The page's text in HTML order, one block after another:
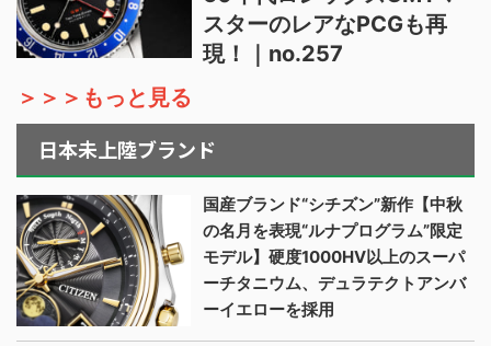
スターのレアなPCGも再
現！｜no.257
＞＞＞もっと見る
日本未上陸ブランド
国産ブランド“シチズン”新作【中秋
の名月を表現“ルナプログラム”限定
モデル】硬度1000HV以上のスーパ
ーチタニウム、デュラテクトアンバ
ーイエローを採用